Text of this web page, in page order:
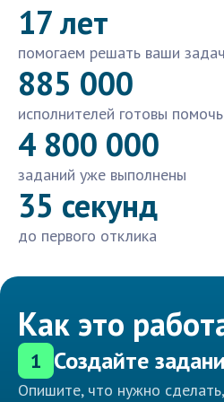
17 лет
помогаем решать ваши
885 000
исполнителей готовы помочь
4 800 000
заданий уже выполнены
35 секунд
до первого отклика
Как это
1 Создайте
Опишите, что нужно